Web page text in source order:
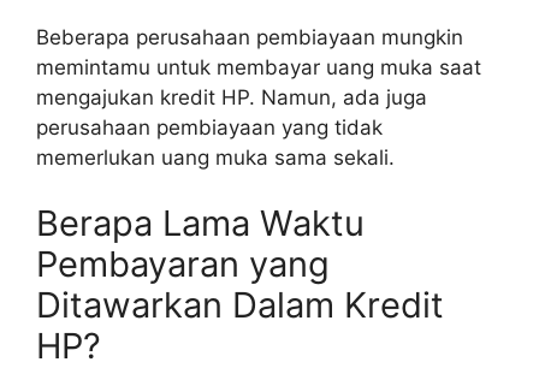
Beberapa perusahaan pembiayaan mungkin
memintamu untuk membayar uang muka saat
mengajukan kredit HP. Namun, ada juga
perusahaan pembiayaan yang tidak
memerlukan uang muka sama sekali.
Berapa Lama Waktu
Pembayaran yang
Ditawarkan Dalam Kredit
HP?